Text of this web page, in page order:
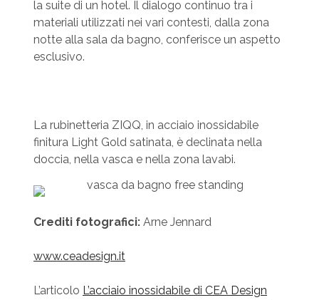
la suite di un hotel. Il dialogo continuo tra i
materiali utilizzati nei vari contesti, dalla zona
notte alla sala da bagno, conferisce un aspetto
esclusivo.
La rubinetteria ZIQQ, in acciaio inossidabile
finitura Light Gold satinata, è declinata nella
doccia, nella vasca e nella zona lavabi.
Crediti fotografici: Arne Jennard
www.ceadesign.it
L’articolo L’acciaio inossidabile di CEA Design